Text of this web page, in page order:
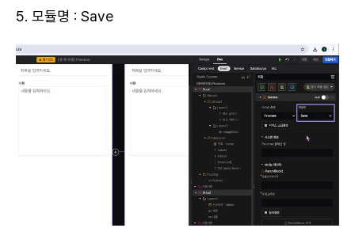
5. 모듈명 : Save